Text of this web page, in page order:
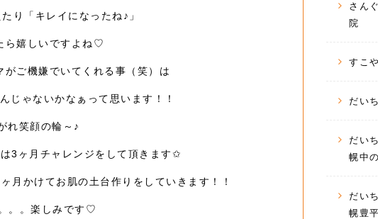
り「キレイになったね♪」
ら嬉しいですよね♡
ご機嫌でいてくれる事（笑）は
じゃないかなぁって思います！！
れ笑顔の輪～♪
3ヶ月チャレンジをして頂きます✩
月かけてお肌の土台作りをしていきます！！
。。楽しみです♡
さん
院
すこ
だい
だい
幌中
だい
幌豊